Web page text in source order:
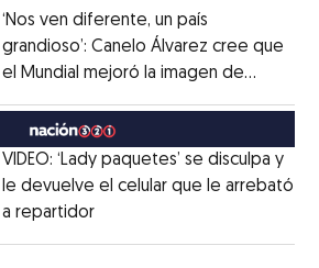
‘Nos ven diferente, un país
grandioso’: Canelo Álvarez cree que
el Mundial mejoró la imagen de
MéxicoOpens in new window
VIDEO: ‘Lady paquetes’ se disculpa y
le devuelve el celular que le arrebató
a repartidorOpens in new window